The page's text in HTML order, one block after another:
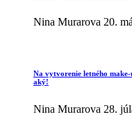
Nina Murarova 20.
Na vytvorenie letného
aký!
Nina Murarova 28.